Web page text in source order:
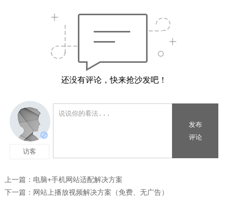
还没有评论，快来抢沙发吧！
上一篇： 电脑+手机网站适配解决方案
下一篇： 网站上播放视频解决方案（免费、无广告）